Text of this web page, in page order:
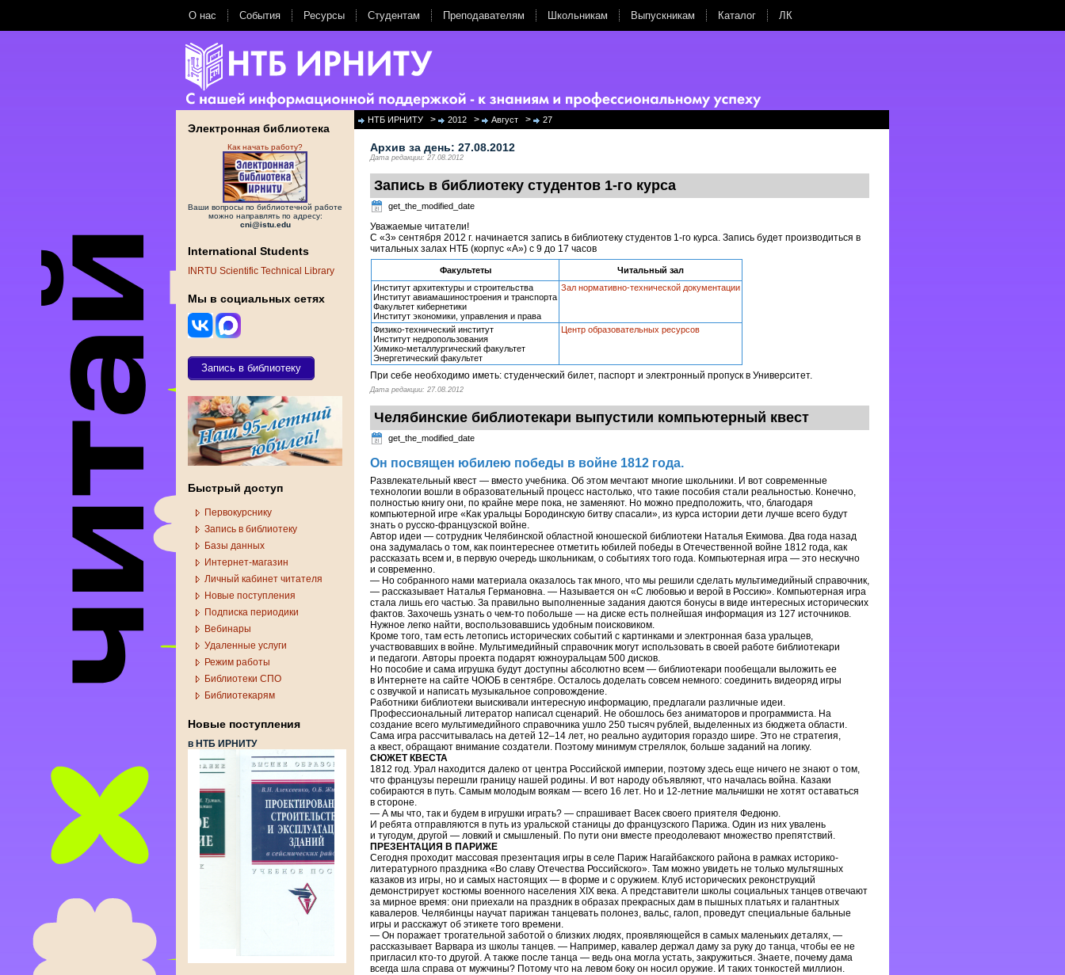
О нас События Ресурсы Студентам Преподавателям Школьникам Выпускникам Каталог ЛК
Электронная библиотека
Как начать работу?
Ваши вопросы по библиотечной работе
можно направлять по адресу:
cni@istu.edu
International Students
INRTU Scientific Technical Library
Мы в социальных сетях
Запись в библиотеку
Быстрый доступ
Первокурснику
Запись в библиотеку
Базы данных
Интернет-магазин
Личный кабинет читателя
Новые поступления
Подписка периодики
Вебинары
Удаленные услуги
Режим работы
Библиотеки СПО
Библиотекарям
Новые поступления
в НТБ ИРНИТУ
НТБ ИРНИТУ > 2012 > Август > 27
Архив за день: 27.08.2012
Дата редакции: 27.08.2012
Запись в библиотеку студентов 1-го курса
get_the_modified_date
Уважаемые читатели!
С «3» сентября 2012 г. начинается запись в библиотеку студентов 1-го курса. Запись будет производиться в
читальных залах НТБ (корпус «А») с 9 до 17 часов
Факультеты
Читальный зал
Институт архитектуры и строительства
Институт авиамашиностроения и транспорта
Факультет кибернетики
Институт экономики, управления и права
Зал нормативно-технической документации
Физико-технический институт
Институт недропользования
Химико-металлургический факультет
Энергетический факультет
Центр образовательных ресурсов
При себе необходимо иметь: студенческий билет, паспорт и электронный пропуск в Университет.
Дата редакции: 27.08.2012
Челябинские библиотекари выпустили компьютерный квест
get_the_modified_date
Он посвящен юбилею победы в войне 1812 года.
Развлекательный квест — вместо учебника. Об этом мечтают многие школьники. И вот современные
технологии вошли в образовательный процесс настолько, что такие пособия стали реальностью. Конечно,
полностью книгу они, по крайне мере пока, не заменяют. Но можно предположить, что, благодаря
компьютерной игре «Как уральцы Бородинскую битву спасали», из курса истории дети лучше всего будут
знать о русско-французской войне.
Автор идеи — сотрудник Челябинской областной юношеской библиотеки Наталья Екимова. Два года назад
она задумалась о том, как поинтереснее отметить юбилей победы в Отечественной войне 1812 года, как
рассказать всем и, в первую очередь школьникам, о событиях того года. Компьютерная игра — это нескучно
и современно.
— Но собранного нами материала оказалось так много, что мы решили сделать мультимедийный справочник,
— рассказывает Наталья Германовна. — Называется он «С любовью и верой в Россию». Компьютерная игра
стала лишь его частью. За правильно выполненные задания даются бонусы в виде интересных исторических
фактов. Захочешь узнать о чем-то побольше — на диске есть полнейшая информация из 127 источников.
Нужное легко найти, воспользовавшись удобным поисковиком.
Кроме того, там есть летопись исторических событий с картинками и электронная база уральцев,
участвовавших в войне. Мультимедийный справочник могут использовать в своей работе библиотекари
и педагоги. Авторы проекта подарят южноуральцам 500 дисков.
Но пособие и сама игрушка будут доступны абсолютно всем — библиотекари пообещали выложить ее
в Интернете на сайте ЧОЮБ в сентябре. Осталось доделать совсем немного: соединить видеоряд игры
с озвучкой и написать музыкальное сопровождение.
Работники библиотеки выискивали интересную информацию, предлагали различные идеи.
Профессиональный литератор написал сценарий. Не обошлось без аниматоров и программиста. На
создание всего мультимедийного справочника ушло 250 тысяч рублей, выделенных из бюджета области.
Сама игра рассчитывалась на детей 12–14 лет, но реально аудитория гораздо шире. Это не стратегия,
а квест, обращают внимание создатели. Поэтому минимум стрелялок, больше заданий на логику.
СЮЖЕТ КВЕСТА
1812 год. Урал находится далеко от центра Российской империи, поэтому здесь еще ничего не знают о том,
что французы перешли границу нашей родины. И вот народу объявляют, что началась война. Казаки
собираются в путь. Самым молодым воякам — всего 16 лет. Но и 12-летние мальчишки не хотят оставаться
в стороне.
— А мы что, так и будем в игрушки играть? — спрашивает Васек своего приятеля Федюню.
И ребята отправляются в путь из уральской станицы до французского Парижа. Один из них увалень
и тугодум, другой — ловкий и смышленый. По пути они вместе преодолевают множество препятствий.
ПРЕЗЕНТАЦИЯ В ПАРИЖЕ
Сегодня проходит массовая презентация игры в селе Париж Нагайбакского района в рамках историко-
литературного праздника «Во славу Отечества Российского». Там можно увидеть не только мультяшных
казаков из игры, но и самых настоящих — в форме и с оружием. Клуб исторических реконструкций
демонстрирует костюмы военного населения XIX века. А представители школы социальных танцев отвечают
за мирное время: они приехали на праздник в образах прекрасных дам в пышных платьях и галантных
кавалеров. Челябинцы научат парижан танцевать полонез, вальс, галоп, проведут специальные бальные
игры и расскажут об этикете того времени.
— Он поражает трогательной заботой о близких людях, проявляющейся в самых маленьких деталях, —
рассказывает Варвара из школы танцев. — Например, кавалер держал даму за руку до танца, чтобы ее не
пригласил кто-то другой. А также после танца — ведь она могла устать, закружиться. Знаете, почему дама
всегда шла справа от мужчины? Потому что на левом боку он носил оружие. И таких тонкостей миллион.